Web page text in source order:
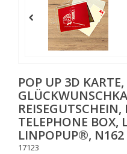
POP UP 3D KARTE,
TELEPHONE BOX,
LINPOPUP®, N162
17123